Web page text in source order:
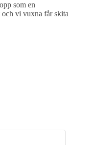
som en
vi vuxna får skita